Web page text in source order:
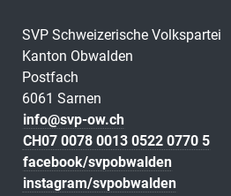
SVP Schweizerische Volkspartei
Kanton Obwalden
Postfach
6061 Sarnen
info@svp-ow.ch
CH07 0078 0013 0522 0770 5
facebook/svpobwalden
instagram/svpobwalden